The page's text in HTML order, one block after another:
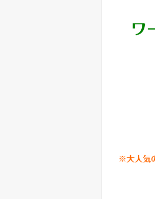
ワ
※大人気